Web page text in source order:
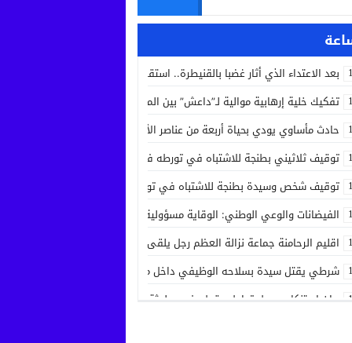
بعد الاعتداء الذي أثار غضبا بالقنيطرة.. استقرار الحالة الصحية لسائق
تفكيك خلية إرهابية موالية لـ”داعش” بين المغرب وإسبانيا في عملية أمنية
حادث مأساوي يودي بحياة أربعة من عناصر الأمن الوطني في مهمة رسمية
توقيف ثلاثيني بطنجة للاشتباه في تورطه في جريمة قتل داخل مستشفى بعد
توقيف شخص وسيدة بطنجة للاشتباه في تورطهما في تزوير شهادات
الفيضانات والوعي الوطني: الوقاية مسؤولية الجميع
اقليم الرحامنة جماعة نزالة العظم رجل يلقى حتفه بآلة جني الزيتون داخل
شرطي يقتل سيدة بسلاحه الوظيفي داخل منزله بسلا الجديدة
بيان استنكاري حول تداول مقطع فيديو لجثة مواطن من مدينة عيون سيدي